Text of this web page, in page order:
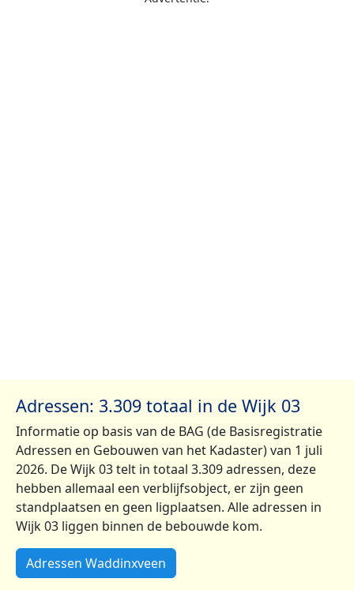
Adressen: 3.309 totaal in de Wijk 03
Informatie op basis van de BAG (de Basisregistratie
Adressen en Gebouwen van het Kadaster) van 1 juli
2026. De Wijk 03 telt in totaal 3.309 adressen, deze
hebben allemaal een verblijfsobject, er zijn geen
standplaatsen en geen ligplaatsen. Alle adressen in
Wijk 03 liggen binnen de bebouwde kom.
Adressen Waddinxveen